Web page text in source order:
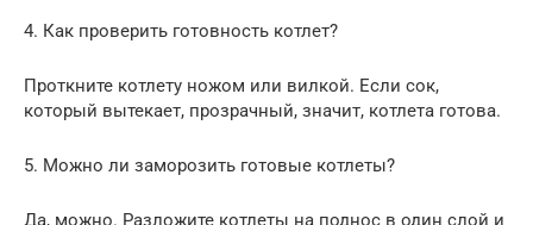
4. Как проверить готовность котлет?
Проткните котлету ножом или вилкой. Если сок,
который вытекает, прозрачный, значит, котлета готова.
5. Можно ли заморозить готовые котлеты?
Да, можно. Разложите котлеты на поднос в один слой и